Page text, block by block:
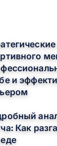
и
Как